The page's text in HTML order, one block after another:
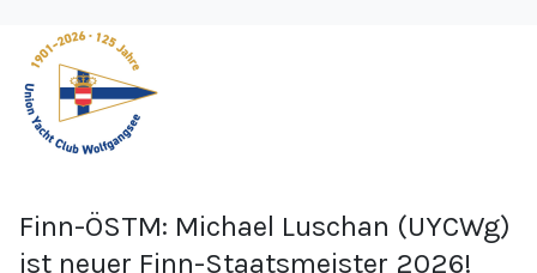
Finn-ÖSTM: Michael Luschan (UYCWg)
ist neuer Finn-Staatsmeister 2026!